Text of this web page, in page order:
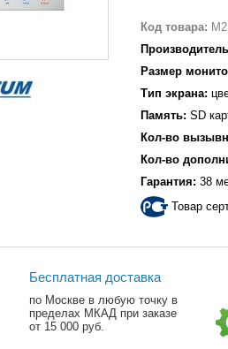
Код товара:
Размер
Тип экрана:
Память: SD
Кол-во
Кол-во
Гарантия: 38
Товар
Бесплатная доставка
по Москве в любую точку в
пределах МКАД при заказе
от 15 000 руб.